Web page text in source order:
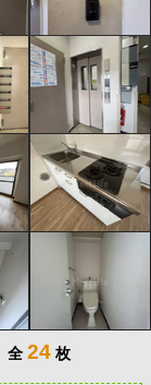
全 24 枚